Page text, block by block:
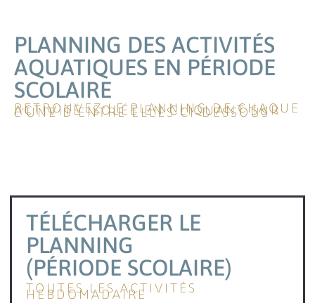
PLANNING DES ACTIVITÉS
AQUATIQUES EN PÉRIODE
SCOLAIRE
RETROUVEZ LE PLANNING DE CHAQUE
ACTIVITÉ ISOLÉE EN CLIQUANT SUR
L'UNE D'ENTRE ELLES CI-DESSOUS
TÉLÉCHARGER LE
PLANNING
(PÉRIODE SCOLAIRE)
TOUTES LES ACTIVITÉS
HEBDOMADAIRE